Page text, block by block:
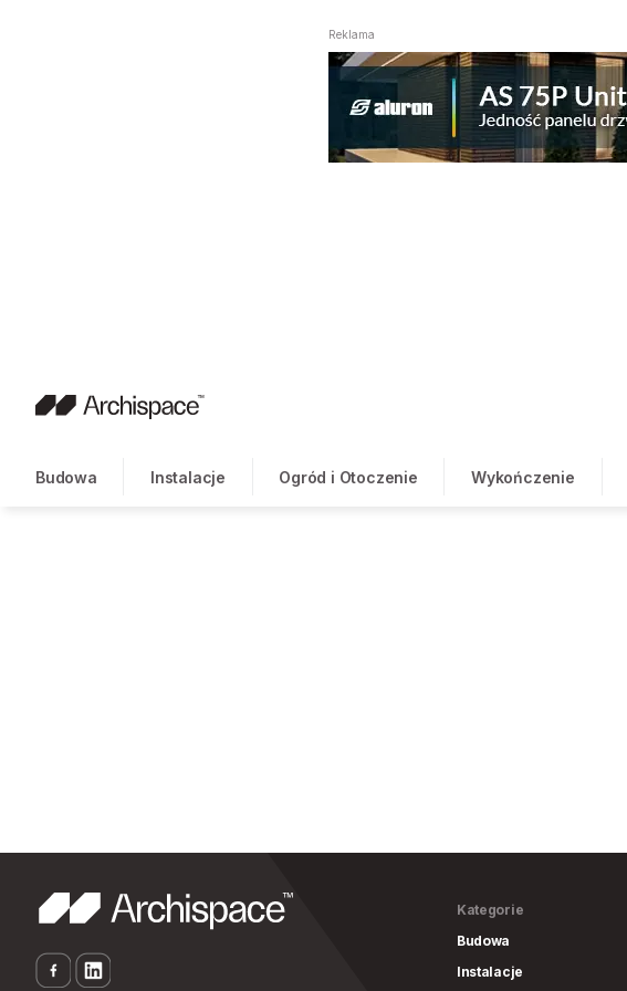
Reklama
Budowa Instalacje Ogród i Otoczenie Wykończenie
Kategorie
Budowa
Instalacje